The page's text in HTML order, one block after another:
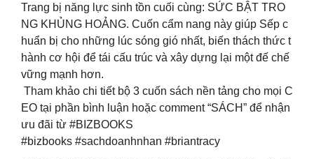
Trang bị năng lực sinh tồn cuối cùng: SỨC BẬT TRO
NG KHỦNG HOẢNG. Cuốn cẩm nang này giúp Sếp c
huẩn bị cho những lúc sóng gió nhất, biến thách thức t
hành cơ hội để tái cấu trúc và xây dựng lại một đế chế
vững mạnh hơn.
Tham khảo chi tiết bộ 3 cuốn sách nền tảng cho mọi C
EO tại phần bình luận hoặc comment “SÁCH” để nhận
ưu đãi từ #BIZBOOKS
#bizbooks #sachdoanhnhan #briantracy